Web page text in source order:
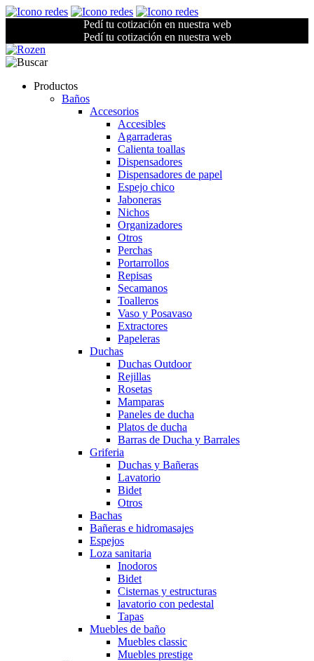
Pedí tu cotización en nuestra web
Pedí tu cotización en nuestra web
Productos
Baños
Accesorios
Accesibles
Agarraderas
Calienta toallas
Dispensadores
Dispensadores de papel
Espejo chico
Jaboneras
Nichos
Organizadores
Otros
Perchas
Portarrollos
Repisas
Secamanos
Toalleros
Vaso y Posavaso
Extractores
Papeleras
Duchas
Duchas Outdoor
Rejillas
Rosetas
Mamparas
Paneles de ducha
Platos de ducha
Barras de Ducha y Barrales
Griferia
Duchas y Bañeras
Lavatorio
Bidet
Otros
Bachas
Bañeras e hidromasajes
Espejos
Loza sanitaria
Inodoros
Bidet
Cisternas y estructuras
lavatorio con pedestal
Tapas
Muebles de baño
Muebles classic
Muebles prestige